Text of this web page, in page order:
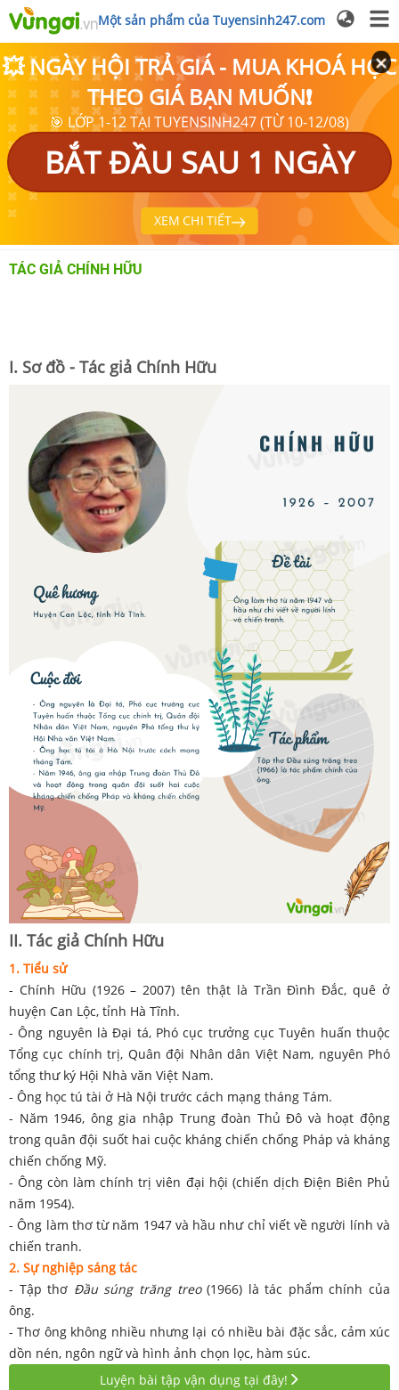
Một sản phẩm của Tuyensinh247.com
💥 NGÀY HỘI TRẢ GIÁ - MUA KHOÁ HỌC
THEO GIÁ BẠN MUỐN❗
🎯 LỚP 1-12 TẠI TUYENSINH247 (TỪ 10-12/08)
BẮT ĐẦU SAU 1 NGÀY
XEM CHI TIẾT
TÁC GIẢ CHÍNH HỮU
I. Sơ đồ - Tác giả Chính Hữu
II. Tác giả Chính Hữu
1. Tiểu sử
- Chính Hữu (1926 – 2007) tên thật là Trần Đình Đắc, quê ở
huyện Can Lộc, tỉnh Hà Tĩnh.
- Ông nguyên là Đại tá, Phó cục trưởng cục Tuyên huấn thuộc
Tổng cục chính trị, Quân đội Nhân dân Việt Nam, nguyên Phó
tổng thư ký Hội Nhà văn Việt Nam.
- Ông học tú tài ở Hà Nội trước cách mạng tháng Tám.
- Năm 1946, ông gia nhập Trung đoàn Thủ Đô và hoạt động
trong quân đội suốt hai cuộc kháng chiến chống Pháp và kháng
chiến chống Mỹ.
- Ông còn làm chính trị viên đại hội (chiến dịch Điện Biên Phủ
năm 1954).
- Ông làm thơ từ năm 1947 và hầu như chỉ viết về người lính và
chiến tranh.
2. Sự nghiệp sáng tác
- Tập thơ Đầu súng trăng treo(1966) là tác phẩm chính của
ông.
- Thơ ông không nhiều nhưng lại có nhiều bài đặc sắc, cảm xúc
dồn nén, ngôn ngữ và hình ảnh chọn lọc, hàm súc.
Luyện bài tập vận dụng tại đây!